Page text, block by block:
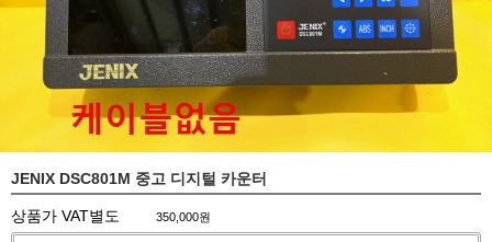
JENIX DSC801M 중고 디지털 카운터
상품가 VAT별도 350,000원